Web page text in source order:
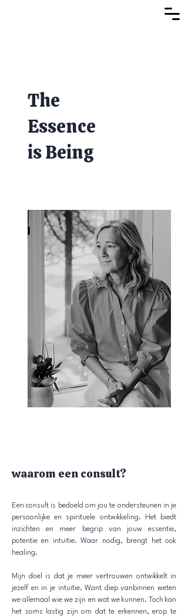
The
Essence
is Being
waarom een consult?
Een consult is bedoeld om jou te ondersteunen in je
persoonlijke en spirituele ontwikkeling. Het biedt
inzichten en meer begrip van jouw essentie,
potentie en intuïtie. Waar nodig, brengt het ook
healing.
Mijn doel is dat je meer vertrouwen ontwikkelt in
jezelf en in je intuïtie. Want diep vanbinnen weten
we allemaal wie we zijn en wat we kunnen. Toch kan
het soms lastig zijn om dat te erkennen, erop te